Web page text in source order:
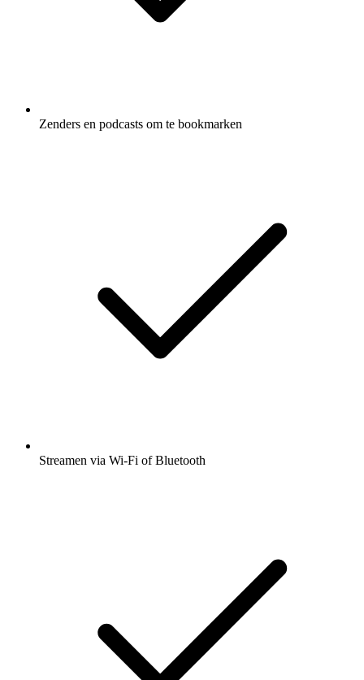
Zenders en podcasts om te bookmarken
Streamen via Wi-Fi of Bluetooth